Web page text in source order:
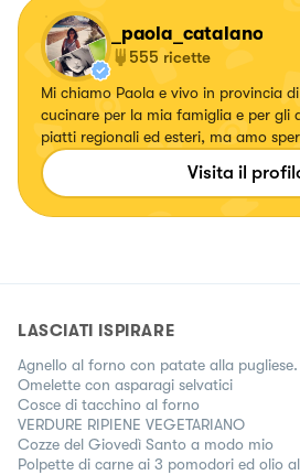
_paola_catalano
555 ricette
Mi chiamo Paola e vivo in provincia
cucinare per la mia famiglia e per gli
piatti regionali ed esteri, ma amo sperimentare anche
ricette con erbe e fiori, confetture e
Su... #fattierifattiamodomio
Visita il
LASCIATI ISPIRARE
Agnello al forno con patate alla pugliese.
Omelette con asparagi selvatici
Cosce di tacchino al forno
VERDURE RIPIENE VEGETARIANO
Cozze del Giovedì Santo a modo mio
Polpette di carne ai 3 pomodori ed olio